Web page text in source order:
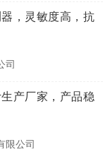
，灵敏度高，抗
司
产厂家，产品稳
限公司